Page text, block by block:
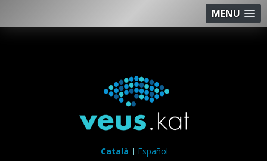
MENU
Català Español